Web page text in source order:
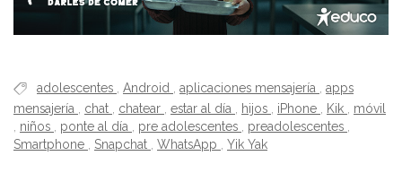
adolescentes Android aplicaciones mensajería
apps
mensajería
chat chatear estar al día hijos iPhone Kik
móvil
niños ponte al día pre adolescentes preadolescentes
Smartphone
Snapchat WhatsApp Yik Yak